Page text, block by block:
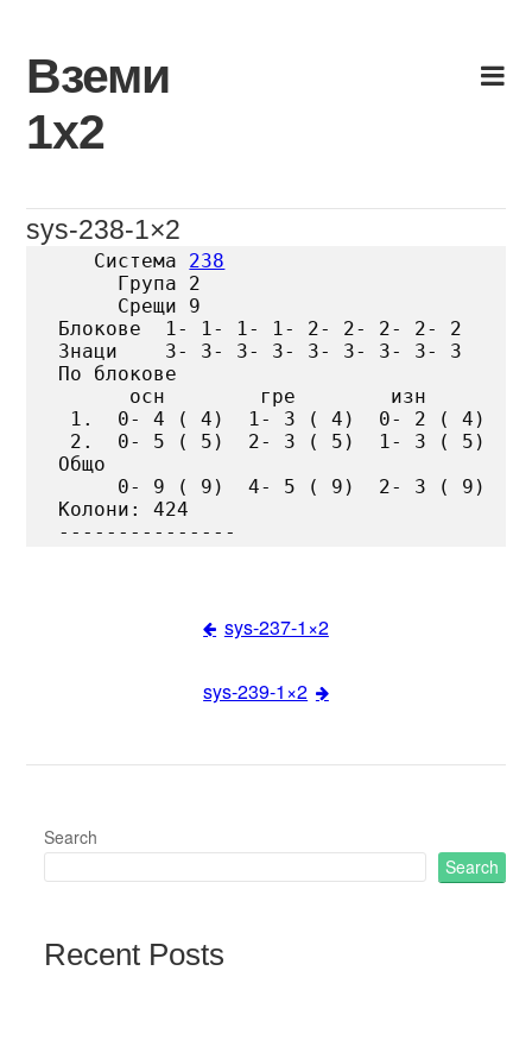
content
Вземи
1х2
sys-238-1×2
   Система
238
     Група 2
     Срещи 9
Блокове  1- 1- 1- 1- 2- 2- 2- 2- 2
Знаци    3- 3- 3- 3- 3- 3- 3- 3- 3
По блокове
      осн        гре        изн
1.  0- 4 ( 4)  1- 3 ( 4)  0- 2 ( 4)
2.  0- 5 ( 5)  2- 3 ( 5)  1- 3 ( 5)
Общо
     0- 9 ( 9)  4- 5 ( 9)  2- 3 ( 9)
Колони: 424
sys-237-1×2
sys-239-1×2
Search
Search
Recent Posts